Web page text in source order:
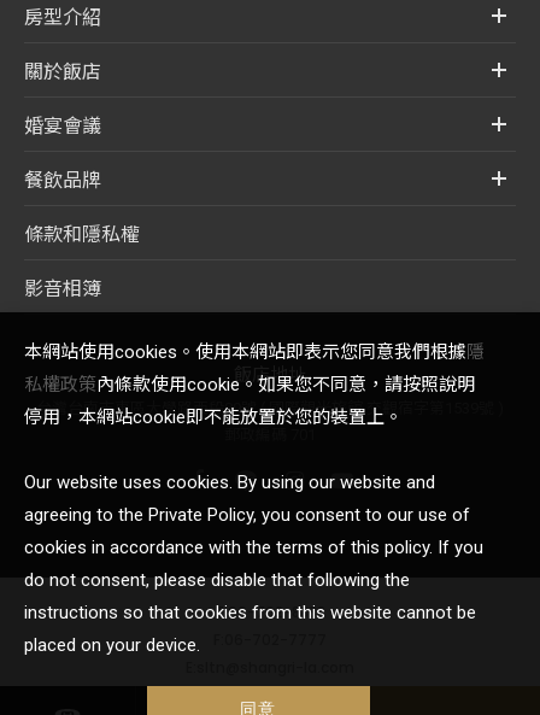
房型介紹
關於飯店
婚宴會議
餐飲品牌
條款和隱私權
影音相簿
飯店地址
台灣台南市東區大學路西段89號 ( 國際觀光旅館 交觀宿字第1539號 )
T:06-702-8888
本網站使用cookies。使用本網站即表示您同意我們根據隱
私權政策內條款使用cookie。如果您不同意，請按照說明
停用，本網站cookie即不能放置於您的裝置上。
Our website uses cookies. By using our website and
agreeing to the Private Policy, you consent to our use of
cookies in accordance with the terms of this policy. If you
do not consent, please disable that following the
instructions so that cookies from this website cannot be
placed on your device.
同意